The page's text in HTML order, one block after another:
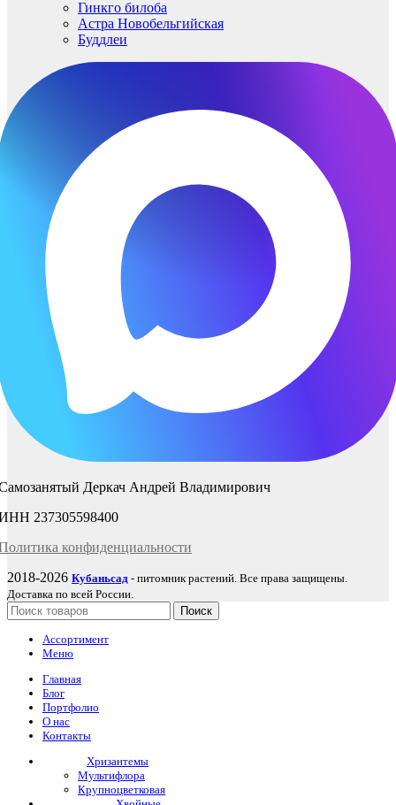
Гинкго билоба
Астра Новобельгийская
Буддлеи
Деркач Андрей Владимирович
237305598400
конфиденциальности
2018-2026 Кубаньсад - питомник растений. Все права защищены.
Доставка по всей России.
Поиск
Ассортимент
Меню
Главная
Блог
Портфолио
О нас
Контакты
Хризантемы
Мультифлора
Крупноцветковая